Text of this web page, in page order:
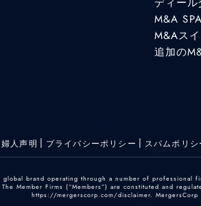
M&A
M&Aス
追加の
婦人声明 プライバシーポリシー スパムポリシ
brand operating through a number of professional
Member Firms (“Members”) are constituted and
https://mergerscorp.com/disclaimer.